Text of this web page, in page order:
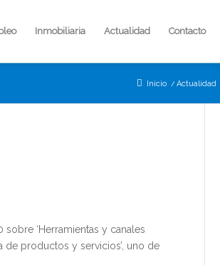
Inmobiliaria Actualidad Contacto
Inicio / Actualidad
‘Herramientas y canales
productos y servicios’, uno de